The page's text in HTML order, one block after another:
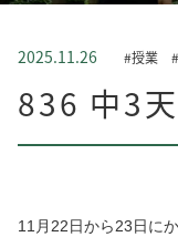
2025.11.26 #授業
836 中3
11月22日から23日に